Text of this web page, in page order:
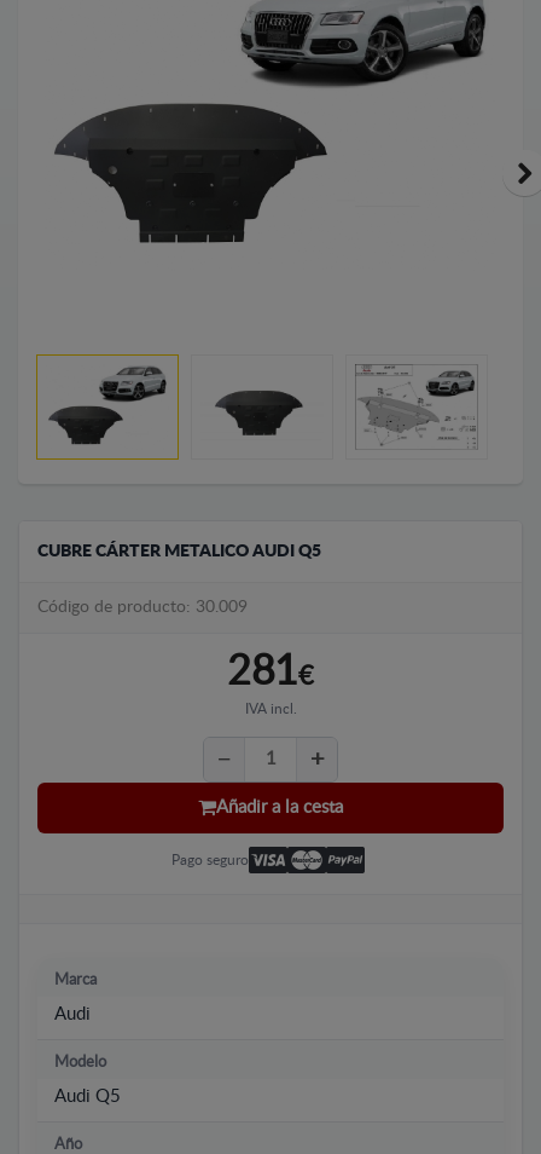
CUBRE CÁRTER METALICO AUDI Q5
Código de producto: 30.009
281€
IVA incl.
Añadir a la cesta
Pago seguro
Marca
Audi
Modelo
Audi Q5
Año